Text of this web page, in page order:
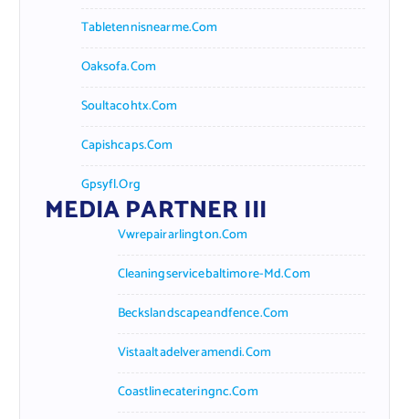
Tabletennisnearme.com
Oaksofa.com
Soultacohtx.com
Capishcaps.com
Gpsyfl.org
MEDIA PARTNER III
Vwrepairarlington.com
Cleaningservicebaltimore-Md.com
Beckslandscapeandfence.com
Vistaaltadelveramendi.com
Coastlinecateringnc.com